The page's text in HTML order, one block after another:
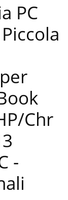
PC
Chr
-